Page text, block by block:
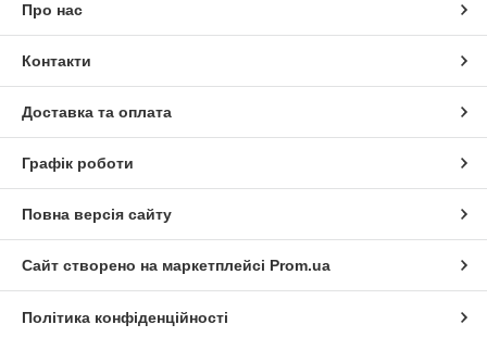
Про нас
Контакти
Доставка та оплата
Графік роботи
Повна версія сайту
Сайт створено на маркетплейсі Prom.ua
Політика конфіденційності